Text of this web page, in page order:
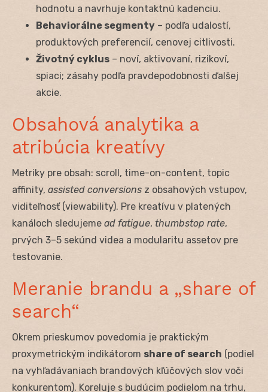
hodnotu a navrhuje kontaktnú kadenciu.
Behaviorálne segmenty – podľa udalostí,
produktových preferencií, cenovej citlivosti.
Životný cyklus – noví, aktivovaní, rizikoví,
spiaci; zásahy podľa pravdepodobnosti ďalšej
akcie.
Obsahová analytika a
atribúcia kreatívy
Metriky pre obsah: scroll, time-on-content, topic
affinity, assisted conversions z obsahových vstupov,
viditeľnosť (viewability). Pre kreatívu v platených
kanáloch sledujeme ad fatigue, thumbstop rate,
prvých 3–5 sekúnd videa a modularitu assetov pre
testovanie.
Meranie brandu a „share of
search“
Okrem prieskumov povedomia je praktickým
proxymetrickým indikátorom share of search (podiel
na vyhľadávaniach brandových kľúčových slov voči
konkurentom). Koreluje s budúcim podielom na trhu,